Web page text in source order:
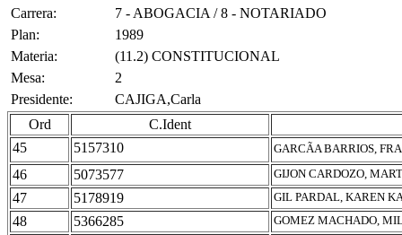
Carrera:
7 - ABOGACIA / 8 - NOTARIADO
Plan:
1989
Materia:
(11.2) CONSTITUCIONAL
Mesa:
2
Presidente:
CAJIGA,Carla
Ord
C.Ident
45
5157310 GARCÃA BARRIOS,
46 5073577 GIJON CARDOZO,
47 5178919 GIL PARDAL, KAREN
48 5366285 GOMEZ MACHADO,